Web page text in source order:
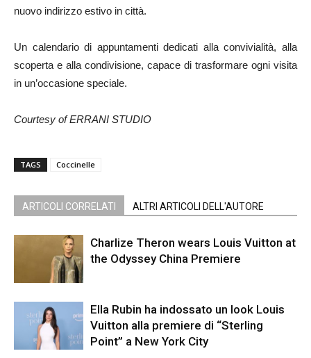
nuovo indirizzo estivo in città.
Un calendario di appuntamenti dedicati alla convivialità, alla
scoperta e alla condivisione, capace di trasformare ogni visita
in un’occasione speciale.
Courtesy of ERRANI STUDIO
TAGS Coccinelle
ARTICOLI CORRELATI ALTRI ARTICOLI DELL'AUTORE
Charlize Theron wears Louis Vuitton at
the Odyssey China Premiere
Ella Rubin ha indossato un look Louis
Vuitton alla premiere di “Sterling
Point” a New York City